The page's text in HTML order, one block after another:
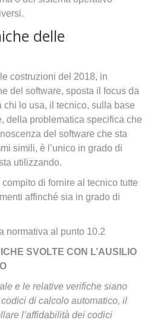
delle
costruzioni del 2018, in
del software, sposta il focus da
chi lo usa, il tecnico, sulla base
della problematica specifica che
del software che sta
simili, è l’unico in grado di
utilizzando.
di fornire al tecnico tutte
affinché sia in grado di
normativa al punto 10.2
SVOLTE CON L’AUSILIO
e le relative verifiche siano
di calcolo automatico, il
l’affidabilità dei codici